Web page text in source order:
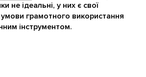
не ідеальні, у них є свої
грамотного використання
інструментом.